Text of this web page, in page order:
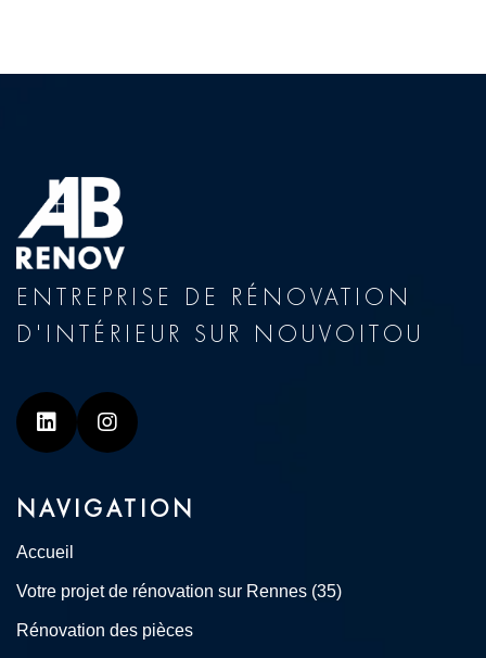
ENTREPRISE DE RÉNOVATION
D'INTÉRIEUR SUR NOUVOITOU
Linkedin Instagram
NAVIGATION
Accueil
Votre projet de rénovation sur Rennes (35)
Rénovation des pièces